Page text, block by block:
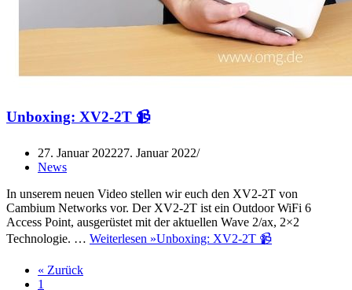
Unboxing: XV2-2T 📹
27. Januar 202227. Januar 2022
News
In unserem neuen Video stellen wir euch den XV2-2T von
Cambium Networks vor. Der XV2-2T ist ein Outdoor WiFi 6
Access Point, ausgerüstet mit der aktuellen Wave 2/ax, 2×2
Technologie. … Weiterlesen »Unboxing: XV2-2T 📹
« Zurück
1